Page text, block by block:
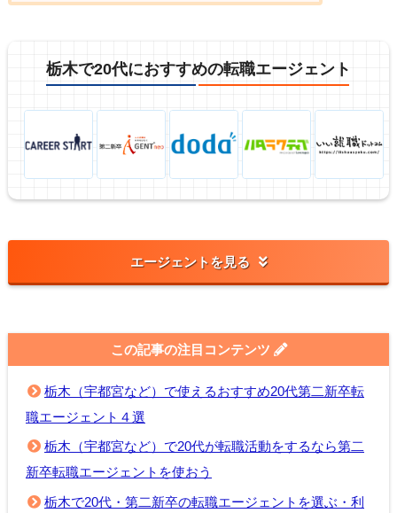
栃木で20代におすすめの転職エージェント
エージェントを見る
この記事の注目コンテンツ
栃木（宇都宮など）で使えるおすすめ20代第二新卒転
職エージェント４選
栃木（宇都宮など）で20代が転職活動をするなら第二
新卒転職エージェントを使おう
栃木で20代・第二新卒の転職エージェントを選ぶ・利